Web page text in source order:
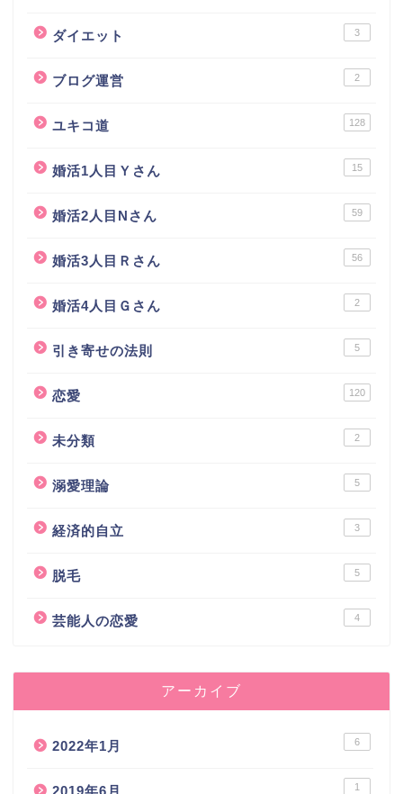
ダイエット 3
ブログ運営 2
ユキコ道 128
婚活1人目Ｙさん 15
婚活2人目Nさん 59
婚活3人目Ｒさん 56
婚活4人目Ｇさん 2
引き寄せの法則 5
恋愛 120
未分類 2
溺愛理論 5
経済的自立 3
脱毛 5
芸能人の恋愛 4
アーカイブ
2022年1月 6
1